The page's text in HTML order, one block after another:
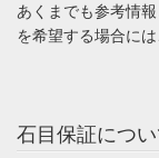
あくまでも参考情
を希望する場合に
石目保証につい